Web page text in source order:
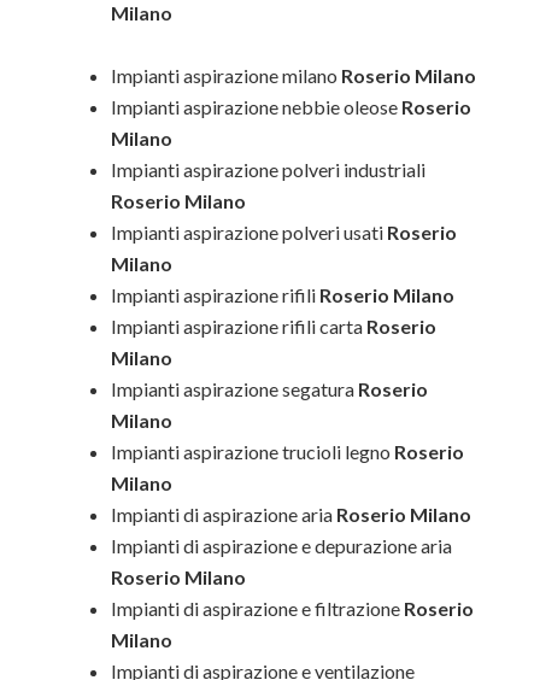
Milano
Impianti aspirazione milano Roserio Milano
Impianti aspirazione nebbie oleose Roserio
Milano
Impianti aspirazione polveri industriali
Roserio Milano
Impianti aspirazione polveri usati Roserio
Milano
Impianti aspirazione rifili Roserio Milano
Impianti aspirazione rifili carta Roserio
Milano
Impianti aspirazione segatura Roserio
Milano
Impianti aspirazione trucioli legno Roserio
Milano
Impianti di aspirazione aria Roserio Milano
Impianti di aspirazione e depurazione aria
Roserio Milano
Impianti di aspirazione e filtrazione Roserio
Milano
Impianti di aspirazione e ventilazione